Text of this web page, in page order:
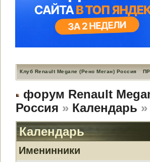
Клуб Renault Megane (Рено Меган) Россия
форум Renault
Россия » Календарь »
Календарь
Именинники